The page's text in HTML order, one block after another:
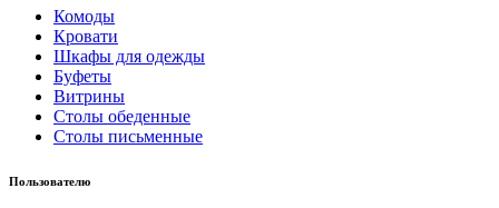
Комоды
Кровати
Шкафы для одежды
Буфеты
Витрины
Столы обеденные
Столы письменные
Пользователю